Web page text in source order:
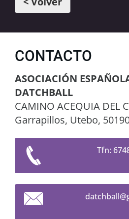
CONTACTO
ASOCIACIÓN
DATCHBALL
CAMINO ACEQUIA DEL
Garrapillos, Utebo,
Tfn:
datchbal